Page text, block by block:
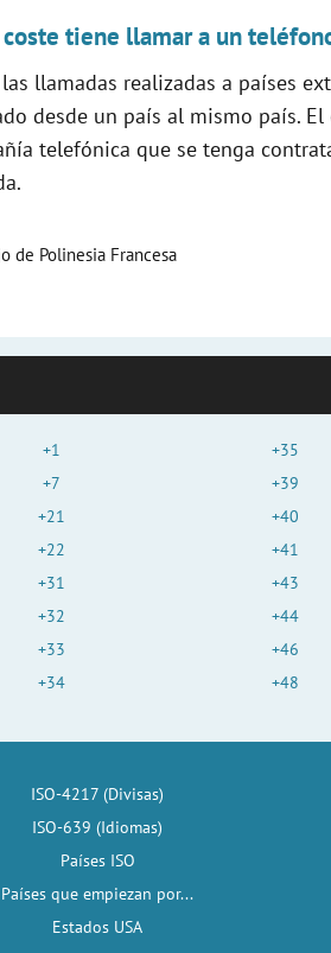
coste tiene llamar a un
llamadas realizadas a países
desde un país al mismo país.
telefónica que se tenga
de Polinesia Francesa
+1
+7
+21
+22
+31
+32
+33
+34
+35
+39
+40
+41
+43
+44
+46
+48
ISO-4217 (Divisas)
ISO-639 (Idiomas)
Países ISO
Países que empiezan por...
Estados USA